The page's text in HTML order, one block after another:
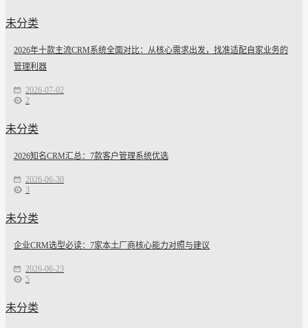
未分类
2026年十款主流CRM系统全面对比：从核心需求出发，找准适配自家业务的
管理利器
2026-07-02
2
未分类
2026知名CRM汇总：7款客户管理系统优选
2026-06-30
3
未分类
企业CRM选型必读：7家本土厂商核心能力对照与建议
2026-06-23
5
未分类